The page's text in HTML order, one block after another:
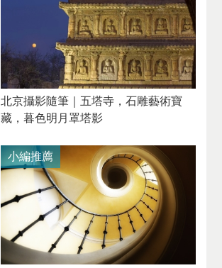
北京攝影隨筆｜​五塔寺，石雕藝術寶
藏，暮色明月罩塔影
小編推薦